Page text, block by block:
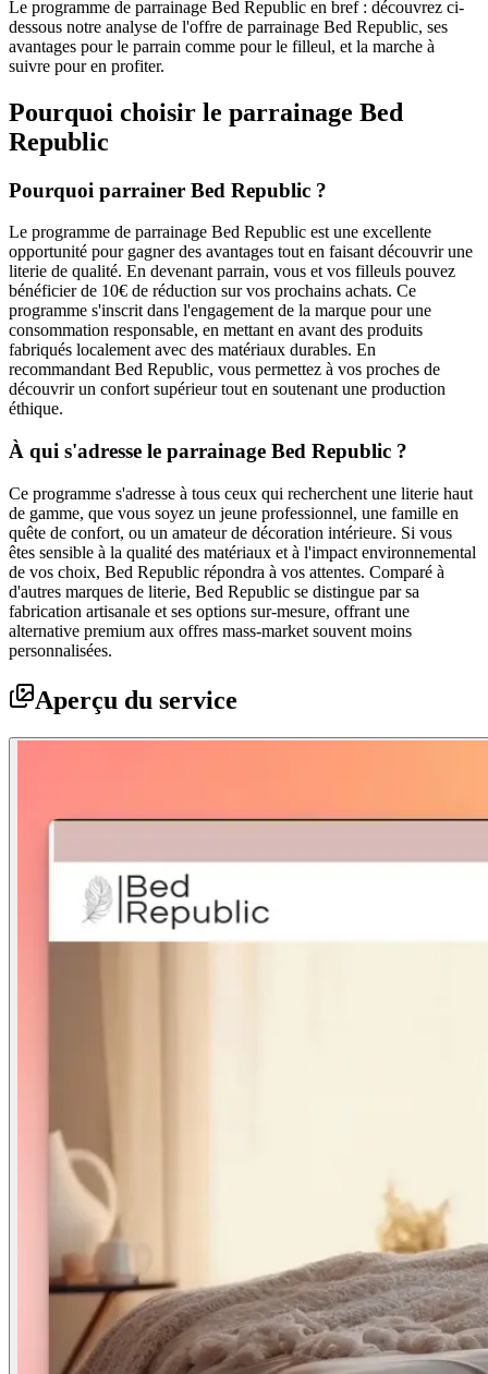
Le programme de parrainage Bed Republic en bref : découvrez ci-
dessous notre analyse de l'offre de parrainage Bed Republic, ses
avantages pour le parrain comme pour le filleul, et la marche à
suivre pour en profiter.
Pourquoi choisir le parrainage Bed
Republic
Pourquoi parrainer Bed Republic ?
Le programme de parrainage Bed Republic est une excellente
opportunité pour gagner des avantages tout en faisant découvrir une
literie de qualité. En devenant parrain, vous et vos filleuls pouvez
bénéficier de 10€ de réduction sur vos prochains achats. Ce
programme s'inscrit dans l'engagement de la marque pour une
consommation responsable, en mettant en avant des produits
fabriqués localement avec des matériaux durables. En
recommandant Bed Republic, vous permettez à vos proches de
découvrir un confort supérieur tout en soutenant une production
éthique.
À qui s'adresse le parrainage Bed Republic ?
Ce programme s'adresse à tous ceux qui recherchent une literie haut
de gamme, que vous soyez un jeune professionnel, une famille en
quête de confort, ou un amateur de décoration intérieure. Si vous
êtes sensible à la qualité des matériaux et à l'impact environnemental
de vos choix, Bed Republic répondra à vos attentes. Comparé à
d'autres marques de literie, Bed Republic se distingue par sa
fabrication artisanale et ses options sur-mesure, offrant une
alternative premium aux offres mass-market souvent moins
personnalisées.
Aperçu du service